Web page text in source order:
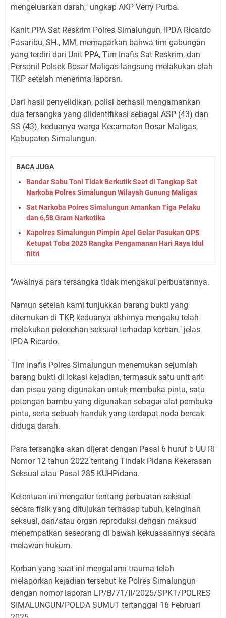
mengeluarkan darah," ungkap AKP Verry Purba.
Kanit PPA Sat Reskrim Polres Simalungun, IPDA Ricardo
Pasaribu, SH., MM, memaparkan bahwa tim gabungan
yang terdiri dari Unit PPA, Tim Inafis Sat Reskrim, dan
Personil Polsek Bosar Maligas langsung melakukan olah
TKP setelah menerima laporan.
Dari hasil penyelidikan, polisi berhasil mengamankan
dua tersangka yang diidentifikasi sebagai ASP (43) dan
SS (43), keduanya warga Kecamatan Bosar Maligas,
Kabupaten Simalungun.
BACA JUGA
Bandar Sabu Toni Tidak Berkutik Saat di Tangkap Sat
Narkoba Polres Simalungun Wilayah Gunung Maligas
Sat Narkoba Polres Simalungun Amankan Tiga Pelaku
dan 6,58 Gram Narkotika
Kapolres Simalungun Pimpin Apel Gelar Pasukan OPS
Ketupat Toba 2025 Rangka Pengamanan Hari Raya Idul
fiitri
"Awalnya para tersangka tidak mengakui perbuatannya.
Namun setelah kami tunjukkan barang bukti yang
ditemukan di TKP, keduanya akhirnya mengaku telah
melakukan pelecehan seksual terhadap korban," jelas
IPDA Ricardo.
Tim Inafis Polres Simalungun menemukan sejumlah
barang bukti di lokasi kejadian, termasuk satu unit arit
dan pisau yang digunakan untuk membuka pintu, satu
potongan bambu yang digunakan sebagai alat pembuka
pintu, serta sebuah handuk yang terdapat noda bercak
diduga darah.
Para tersangka akan dijerat dengan Pasal 6 huruf b UU RI
Nomor 12 tahun 2022 tentang Tindak Pidana Kekerasan
Seksual atau Pasal 285 KUHPidana.
Ketentuan ini mengatur tentang perbuatan seksual
secara fisik yang ditujukan terhadap tubuh, keinginan
seksual, dan/atau organ reproduksi dengan maksud
menempatkan seseorang di bawah kekuasaannya secara
melawan hukum.
Korban yang saat ini mengalami trauma telah
melaporkan kejadian tersebut ke Polres Simalungun
dengan nomor laporan LP/B/71/II/2025/SPKT/POLRES
SIMALUNGUN/POLDA SUMUT tertanggal 16 Februari